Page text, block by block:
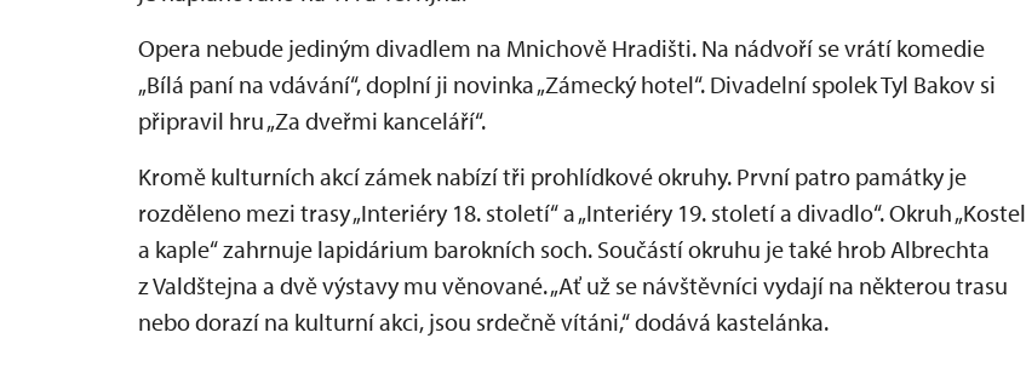
Opera nebude jediným divadlem na Mnichově Hradišti. Na nádvoří se vrátí komedie
„Bílá paní na vdávání“, doplní ji novinka „Zámecký hotel“. Divadelní spolek Tyl Bakov si
připravil hru „Za dveřmi kanceláří“.
Kromě kulturních akcí zámek nabízí tři prohlídkové okruhy. První patro památky je
rozděleno mezi trasy „Interiéry 18. století“ a „Interiéry 19. století a divadlo“. Okruh „Kostel
a kaple“ zahrnuje lapidárium barokních soch. Součástí okruhu je také hrob Albrechta
z Valdštejna a dvě výstavy mu věnované. „Ať už se návštěvníci vydají na některou trasu
nebo dorazí na kulturní akci, jsou srdečně vítáni,“ dodává kastelánka.